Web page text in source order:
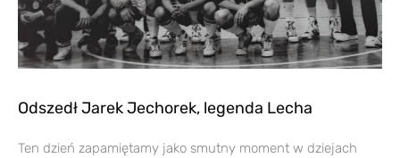
Odszedł Jarek Jechorek, legenda Lecha
Ten dzień zapamiętamy jako smutny moment w dziejach